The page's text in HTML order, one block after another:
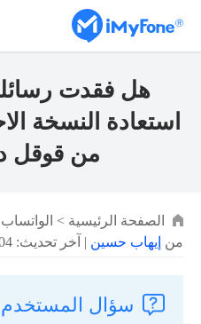
هل فقدت
استعادة النسخة
من قوقل
الصفحة الرئيسية > الواتساب
من إيهاب حسين | آخر تحديث: 04 يوليو 2025
سؤال المستخدم